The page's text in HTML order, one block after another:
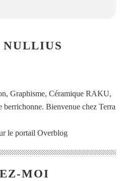
NULLIUS
Graphisme, Céramique RAKU,
berrichonne. Bienvenue chez Terra
le portail Overblog
MOI